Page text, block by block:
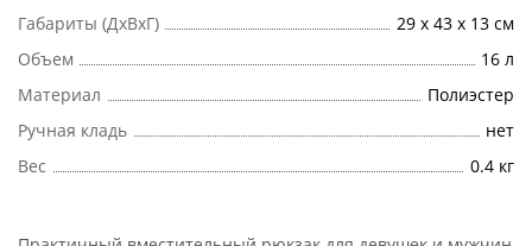
Габариты (ДхВхГ)
29 x 43 x 13 см
Объем
16 л
Материал
Полиэстер
Ручная кладь
нет
Вес
0.4 кг